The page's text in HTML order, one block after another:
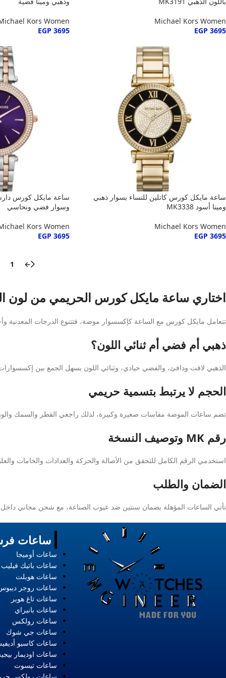
Michael Kors Women
EGP 3695
Kors Women
EGP 3695
ساعة مايكل كورس كاتلين للنساء بسوار ذهبي
ومينا أسود MK3338
Michael Kors Women
EGP 3695
ساعة مايكل كورس
وسوار فضي ونحاسي
Kors Women
EGP 3695
←
1
اختاري ساعة مايكل كورس الحريمي من لون
تتعامل مايكل كورس مع الساعة كإكسسوار موضة، فتتنوع الدرجات المعدنية
ذهبي أم فضي أم ثنائي اللون؟
الذهبي لافت ودافئ، والفضي حيادي، وثنائي اللون يسهل الجمع بين
الحجم لا يرتبط بتسمية حريمي
تضم ساعات الموضة مقاسات صغيرة وكبيرة، لذلك راجعي القطر والسمك
رقم MK وتوصيف النسخة
استخدمي الرقم الكامل للتحقق من الأصالة والحركة والعدادات والخامات
الضمان والطلب
تأتي الساعات المؤهلة بضمان سنتين ضد عيوب الصناعة، مع شحن مجاني داخل مصر، واستبدال
ساعات
ساعات أوميجا
ساعات باتيك فيليب
ساعات هوبلت
ساعات روجر
ساعات تاغ هوير
ساعات بانيراي
ساعات رولكس
ساعات جي شوك
ساعات كاسيو
ساعات اوديمار
ساعات تيسوت
ساعات رولكس